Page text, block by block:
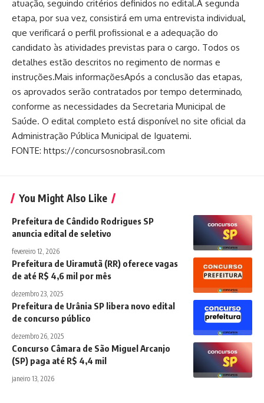
atuação, seguindo critérios definidos no edital.A segunda
etapa, por sua vez, consistirá em uma entrevista individual,
que verificará o perfil profissional e a adequação do
candidato às atividades previstas para o cargo. Todos os
detalhes estão descritos no regimento de normas e
instruções.Mais informaçõesApós a conclusão das etapas,
os aprovados serão contratados por tempo determinado,
conforme as necessidades da Secretaria Municipal de
Saúde. O edital completo está disponível no site oficial da
Administração Pública Municipal de Iguatemi.
FONTE: https://concursosnobrasil.com
You Might Also Like
Prefeitura de Cândido Rodrigues SP
anuncia edital de seletivo
fevereiro 12, 2026
Prefeitura de Uiramutã (RR) oferece vagas
de até R$ 4,6 mil por mês
dezembro 23, 2025
Prefeitura de Urânia SP libera novo edital
de concurso público
dezembro 26, 2025
Concurso Câmara de São Miguel Arcanjo
(SP) paga até R$ 4,4 mil
janeiro 13, 2026